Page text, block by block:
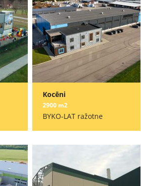
Kocēni
2900 m2
BYKO-LAT ražotne